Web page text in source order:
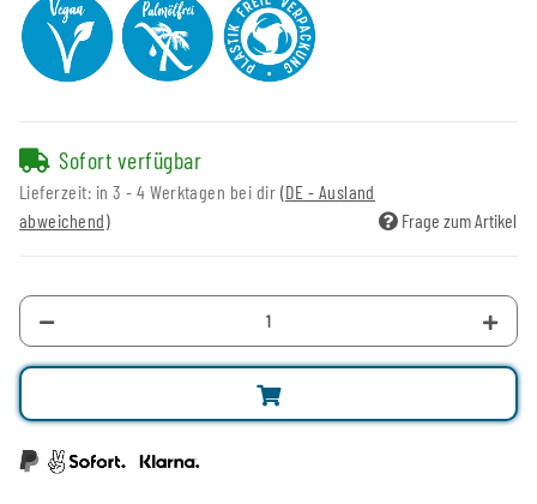
Sofort verfügbar
Lieferzeit: in 3 - 4 Werktagen bei dir (DE - Ausland
abweichend)
Frage zum Artikel